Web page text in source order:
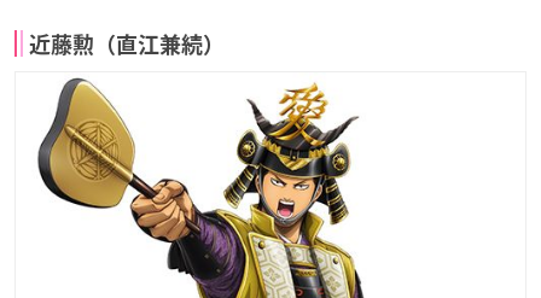
近藤勲（直江兼続）